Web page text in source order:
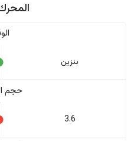
بنزين
حجم
3.6